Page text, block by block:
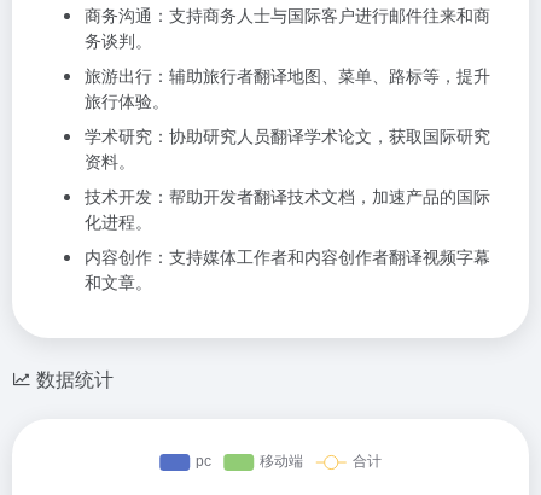
商务沟通：支持商务人士与国际客户进行邮件往来和商
务谈判。
旅游出行：辅助旅行者翻译地图、菜单、路标等，提升
旅行体验。
学术研究：协助研究人员翻译学术论文，获取国际研究
资料。
技术开发：帮助开发者翻译技术文档，加速产品的国际
化进程。
内容创作：支持媒体工作者和内容创作者翻译视频字幕
和文章。
数据统计